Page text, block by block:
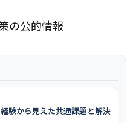
の公的情報
験から見えた共通課題と解決